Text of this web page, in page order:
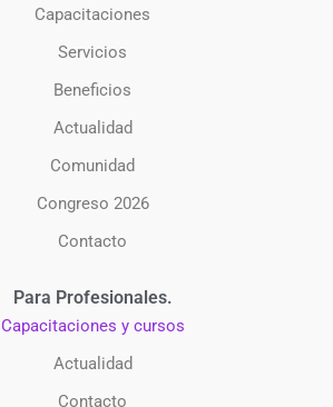
Capacitaciones
Servicios
Beneficios
Actualidad
Comunidad
Congreso 2026
Contacto
Para Profesionales.
Capacitaciones y cursos
Actualidad
Contacto